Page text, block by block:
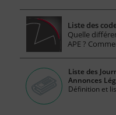
Liste des
Quelle
APE ?
Liste des
Annonces
Définition et